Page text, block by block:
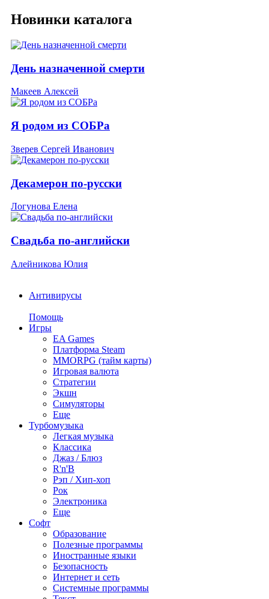
Новинки каталога
День назначенной смерти
Макеев Алексей
Я родом из СОБРа
Зверев Сергей Иванович
Декамерон по-русски
Логунова Елена
Свадьба по-английски
Алейникова Юлия
Антивирусы
Помощь
Игры
EA Games
Платформа Steam
MMORPG (тайм карты)
Игровая валюта
Стратегии
Экшн
Симуляторы
Еще
Турбомузыка
Легкая музыка
Классика
Джаз / Блюз
R'n'B
Рэп / Хип-хоп
Рок
Электроника
Еще
Софт
Образование
Полезные программы
Иностранные языки
Безопасность
Интернет и сеть
Системные программы